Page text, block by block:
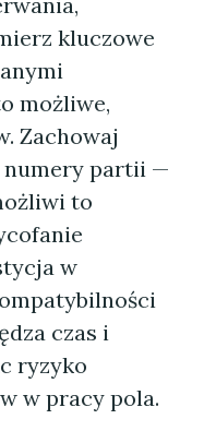
kluczowe
możliwe,
Zachowaj
numery partii —
to
w
czas i
ryzyko
w pracy pola.